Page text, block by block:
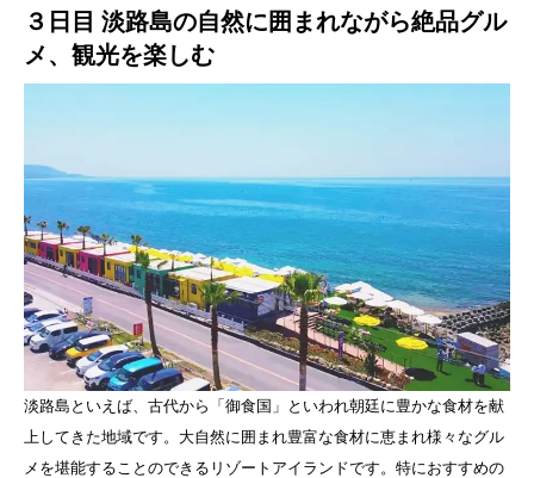
３日目 淡路島の自然に囲まれながら絶品グル
メ、観光を楽しむ
淡路島といえば、古代から「御食国」といわれ朝廷に豊かな食材を献
上してきた地域です。大自然に囲まれ豊富な食材に恵まれ様々なグル
メを堪能することのできるリゾートアイランドです。特におすすめの